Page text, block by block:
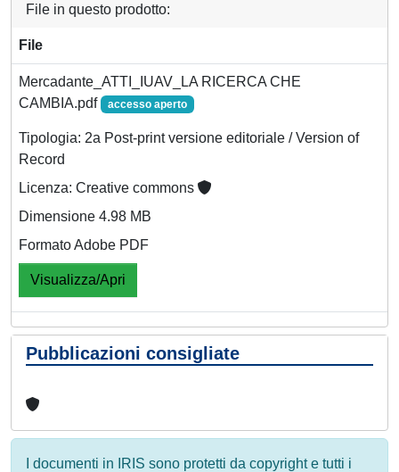
File in questo prodotto:
File
Mercadante_ATTI_IUAV_LA RICERCA CHE
CAMBIA.pdf
accesso aperto
Tipologia: 2a Post-print versione editoriale / Version of
Record
Licenza: Creative commons
Dimensione 4.98 MB
Formato Adobe PDF
Visualizza/Apri
Pubblicazioni consigliate
I documenti in IRIS sono protetti da copyright e tutti i